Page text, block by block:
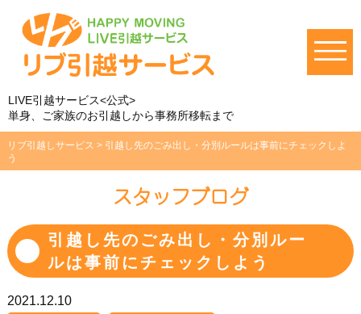
LIVE引越サービス<公式>
単身、ご家族のお引越しから事務所移転まで
リブ引越しサービス > 引越し先のごみ出し・分別ルールは事前にチェックしよ
う
スタッフブログ
引越し先のごみ出し・分別ルー
ルは事前にチェックしよう
2021.12.10